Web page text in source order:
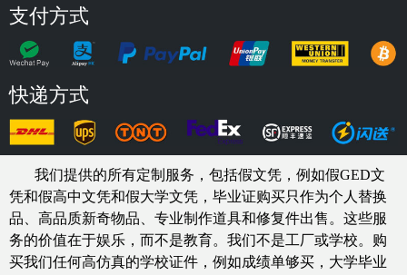
支付方式
快递方式
我们提供的所有定制服务，包括假文凭，例如假GED文
凭和假高中文凭和假大学文凭， 毕业证购买只作为个人替换
品、高品质新奇物品、专业制作道具和修复件出售。这些服
务的价值在于娱乐，而不是教育。我们不是工厂或学校。购
买我们任何高仿真的学校证件，例如成绩单够买 ，大学毕业